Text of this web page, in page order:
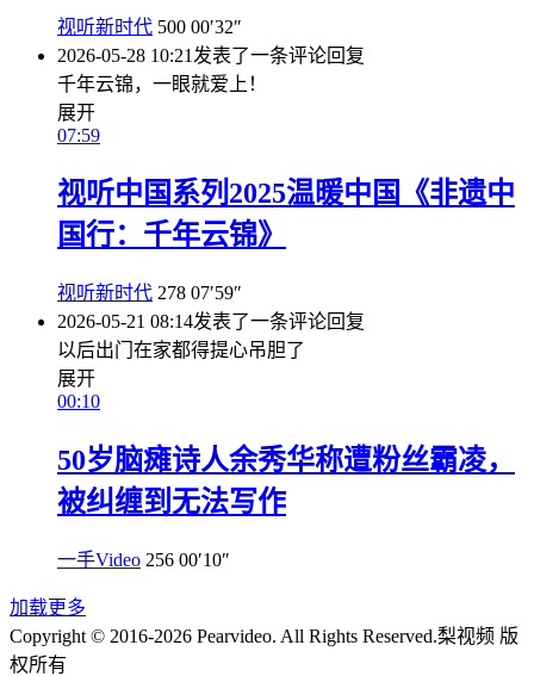
视听新时代 500 00′32″
2026-05-28 10:21 发表了一条评论回复
千年云锦，一眼就爱上！
展开
07:59
视听中国系列2025温暖中国《非遗中
国行：千年云锦》
视听新时代 278 07′59″
2026-05-21 08:14发表了一条评论回复
以后出门在家都得提心吊胆了
展开
00:10
50岁脑瘫诗人余秀华称遭粉丝霸凌，
被纠缠到无法写作
一手Video 256 00′10″
加载更多
Copyright © 2016-2026 Pearvideo. All Rights Reserved.梨视频 版
权所有